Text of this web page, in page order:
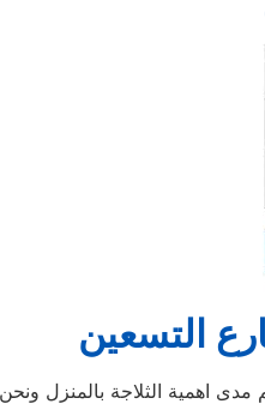
التسعين
اهمية الثلاجة بالمنزل